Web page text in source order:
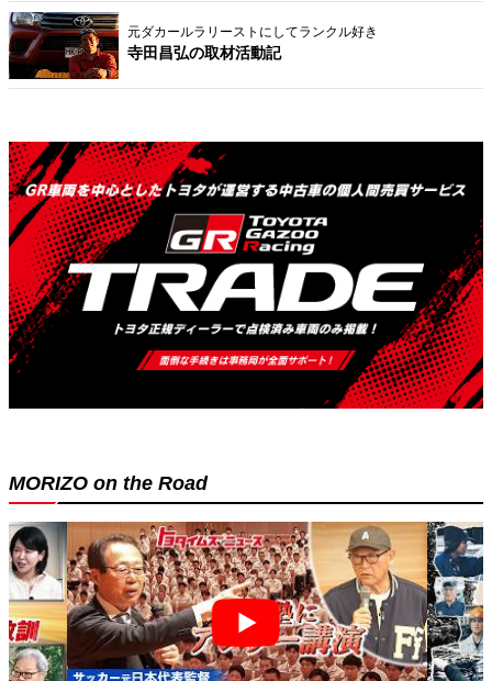
元ダカールラリーストにしてランクル好き
寺田昌弘の取材活動記
MORIZO on the Road